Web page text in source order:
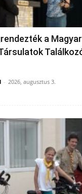
a
- 2026, augusztus 3.